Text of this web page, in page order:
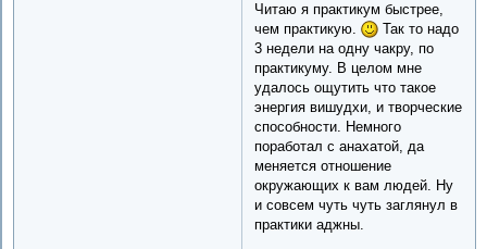
Читаю я практикум быстрее,
чем практикую.
Так то надо
3 недели на одну чакру, по
практикуму. В целом мне
удалось ощутить что такое
энергия вишудхи, и творческие
способности. Немного
поработал с анахатой, да
меняется отношение
окружающих к вам людей. Ну
и совсем чуть чуть заглянул в
практики аджны.